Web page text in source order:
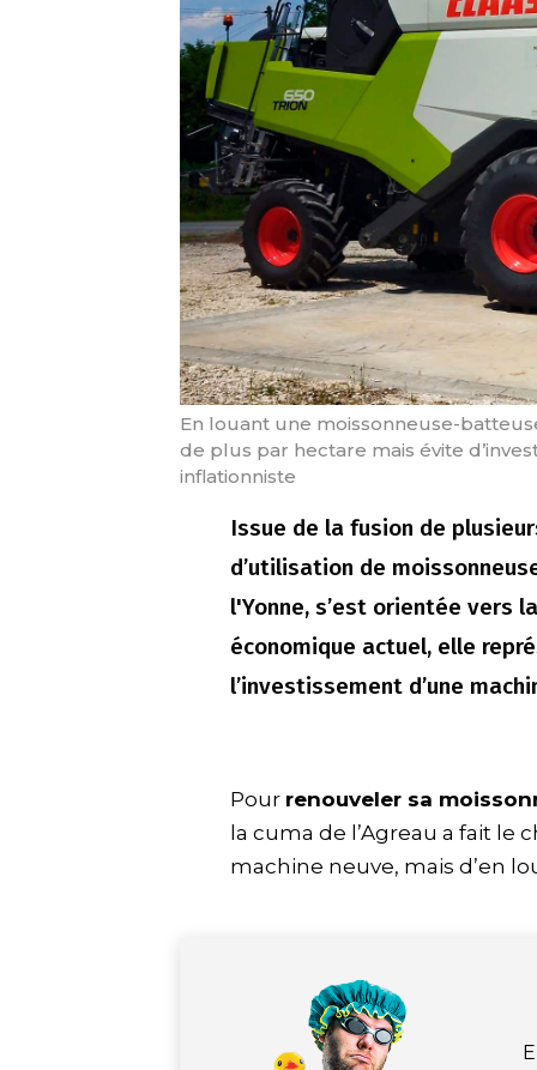
En louant une moissonneuse-
de plus par hectare mais évite
inflationniste
Issue de la fusion de
d’utilisation de
l'Yonne, s’est orientée vers
économique actuel, elle
l’investissement d’une
Pour renouveler sa
la cuma de l’Agreau a fait le
machine neuve, mais d’en